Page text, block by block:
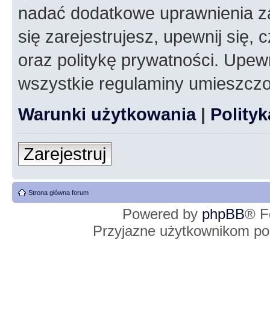
nadać dodatkowe uprawnienia
się zarejestrujesz, upewnij się,
oraz politykę prywatności.
wszystkie regulaminy
Warunki użytkowania|
Zarejestruj
Strona główna forum
Powered by phpBB®
Przyjazne użytkownikom